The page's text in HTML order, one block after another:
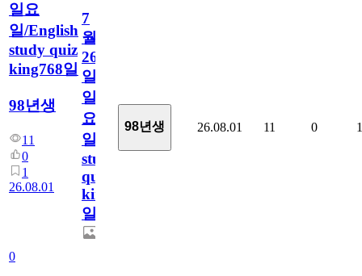
일요
일/English
study quiz
king768일
98년생
11
0
1
26.08.01
0
7
월
26
일
일
요
일/English
study
quiz
king768
일
98년생 26.08.01 11 0 1